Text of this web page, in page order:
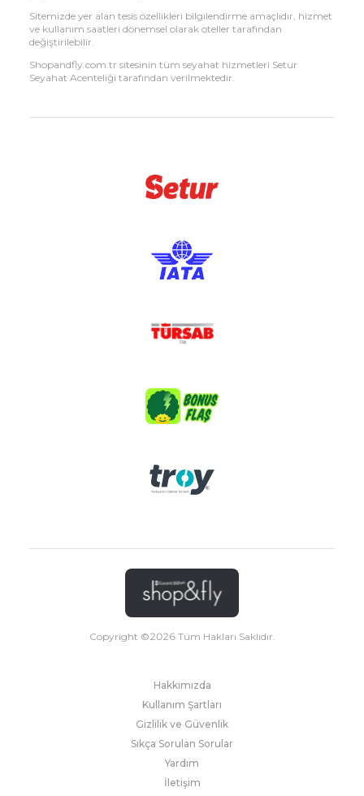
Sitemizde yer alan tesis özellikleri bilgilendirme amaçlıdır, hizmet
ve kullanım saatleri dönemsel olarak oteller tarafından
değiştirilebilir.
Shopandfly.com.tr sitesinin tüm seyahat hizmetleri Setur
Seyahat Acenteliği tarafından verilmektedir.
Copyright ©2026Tüm Hakları Saklıdır.
Hakkımızda
Kullanım Şartları
Gizlilik ve Güvenlik
Sıkça Sorulan Sorular
Yardım
İletişim